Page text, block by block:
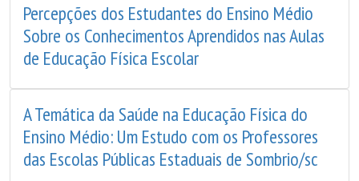
Percepções dos Estudantes do Ensino Médio
Sobre os Conhecimentos Aprendidos nas Aulas
de Educação Física Escolar
A Temática da Saúde na Educação Física do
Ensino Médio: Um Estudo com os Professores
das Escolas Públicas Estaduais de Sombrio/sc